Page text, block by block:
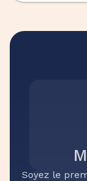
Soyez le